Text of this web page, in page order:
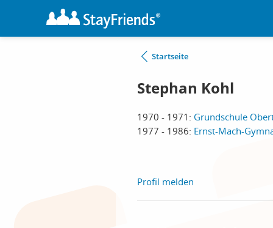
Startseite
Stephan Kohl
1970 - 1971: Grundschule
1977 - 1986: Ernst-Mach-
Profil melden